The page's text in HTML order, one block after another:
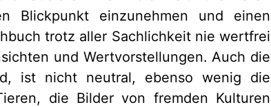
Blickpunkt einzunehmen und einen
trotz aller Sachlichkeit nie wertfrei
und Wertvorstellungen. Auch die
ist nicht neutral, ebenso wenig die
die Bilder von fremden Kulturen